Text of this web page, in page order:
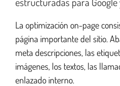
La optimización on-page
página importante del sitio.
meta descripciones, las
imágenes, los textos, las
enlazado interno.